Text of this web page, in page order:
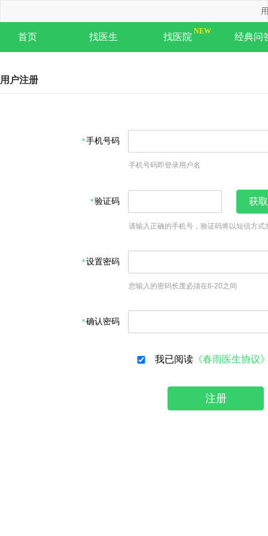
首页 找医生 找医院 经典问
用户注册
手机号码
手机号码即登录用户名
验证码 获
请输入正确的手机号，验证码将以短信方式
设置密码
您输入的密码长度必须在6-20之间
确认密码
我已阅读 《春雨医生协议
注册